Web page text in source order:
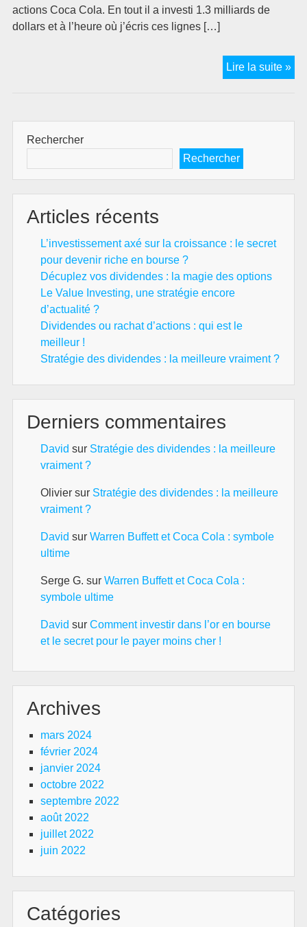
actions Coca Cola. En tout il a investi 1.3 milliards de
dollars et à l’heure où j’écris ces lignes […]
Lire la suite »
Rechercher
Rechercher
Articles récents
L’investissement axé sur la croissance : le secret
pour devenir riche en bourse ?
Décuplez vos dividendes : la magie des options
Le Value Investing, une stratégie encore
d’actualité ?
Dividendes ou rachat d’actions : qui est le
meilleur !
Stratégie des dividendes : la meilleure vraiment ?
Derniers commentaires
David sur Stratégie des dividendes : la meilleure
vraiment ?
Oliviersur Stratégie des dividendes : la meilleure
vraiment ?
David sur Warren Buffett et Coca Cola : symbole
ultime
Serge G. sur Warren Buffett et Coca Cola :
symbole ultime
David sur Comment investir dans l’or en bourse
et le secret pour le payer moins cher !
Archives
mars 2024
février 2024
janvier 2024
octobre 2022
septembre 2022
août 2022
juillet 2022
juin 2022
Catégories